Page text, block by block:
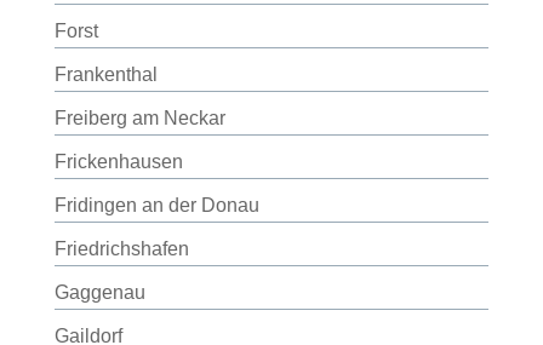
Forst
Frankenthal
Freiberg am Neckar
Frickenhausen
Fridingen an der Donau
Friedrichshafen
Gaggenau
Gaildorf